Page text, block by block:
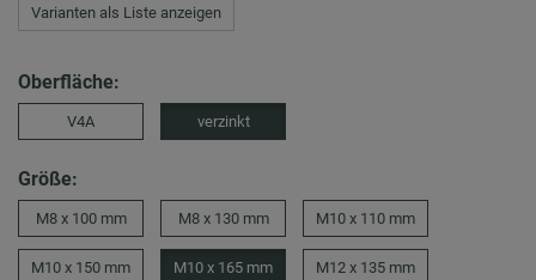
Varianten als Liste anzeigen
Oberfläche:
V4A verzinkt
Größe:
M8 x 100 mm M8 x 130 mm M10 x 110 mm
M10 x 150 mm M10 x 165 mm M12 x 135 mm